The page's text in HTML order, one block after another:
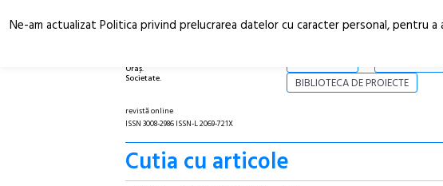
Oraș.
Societate.
BIBLIOTECA DE PROIECTE
revistă online
ISSN 3008-2986 ISSN-L 2069-721X
Cutia cu articole
Ne-am actualizat Politica privind prelucrarea datelor cu caracter personal, pentru